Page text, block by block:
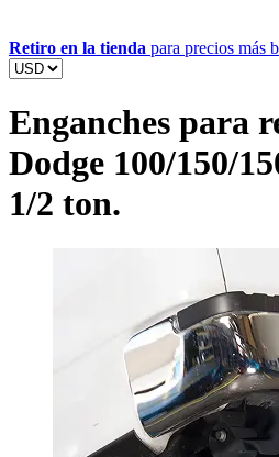
Retiro en la tienda para precios más
Enganches para
Dodge 100/150/
1/2 ton.